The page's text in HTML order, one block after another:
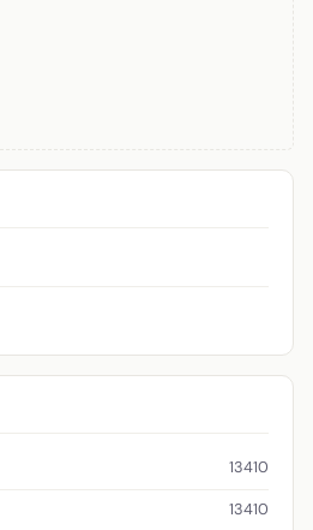
13410
13410